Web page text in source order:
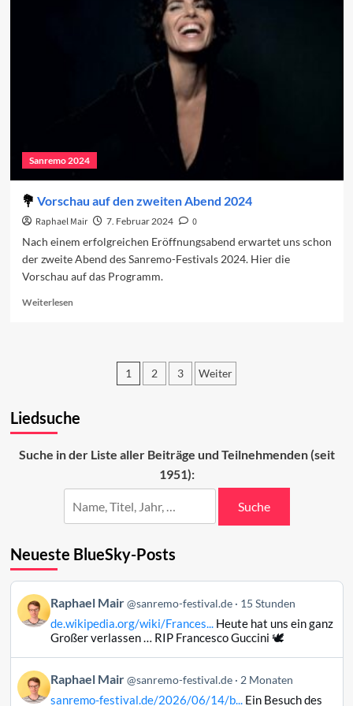
Sanremo 2024
Vorschau auf den zweiten Abend 2024
Raphael Mair 7. Februar 2024
0
Nach einem erfolgreichen Eröffnungsabend erwartet uns schon
der zweite Abend des Sanremo-Festivals 2024. Hier die
Vorschau auf das Programm.
WeiterlesenRead
2024
Beiträge
1 2 3 Weiter
Liedsuche
Suche in der Liste aller Beiträge und Teilnehmenden (seit
1951):
Suche
Neueste BlueSky-Posts
Beitrag
von
Raphael
Bluesky
ansehen
Raphael Mair @sanremo-festival.de 15 Stunden
de.wikipedia.org/wiki/Frances...Heute hat uns ein ganz
Großer verlassen … RIP Francesco Guccini 🕊️
Beitrag
von
Raphael Mair @sanremo-festival.de 2 Monaten
sanremo-festival.de/2026/06/14/b...Ein Besuch des